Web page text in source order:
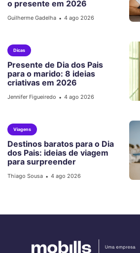
o presente em 2026
Guilherme Gadelha • 4 ago 2026
Dicas
Presente de Dia dos Pais
para o marido: 8 ideias
criativas em 2026
Jennifer Figueiredo • 4 ago 2026
Viagens
Destinos baratos para o Dia
dos Pais: ideias de viagem
para surpreender
Thiago Sousa • 4 ago 2026